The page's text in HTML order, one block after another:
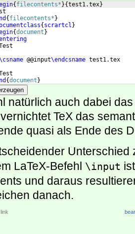
{ filecontents* }{test1.tex}
{ filecontents* }
{ scrartcl }
{document }
@@input\endcsname test1.tex
{document }
natürlich auch dabei
TeX das
quasi als Ende des
LaTeX-Befehl \input
und daraus
danach.